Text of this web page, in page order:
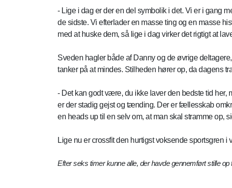
- Lige i dag er der en del symbolik i det. Vi er i gang
de sidste. Vi efterlader en masse ting og en masse
med at huske dem, så lige i dag virker det rigtigt at
Sveden hagler både af Danny og de øvrige
tanker på at mindes. Stilheden hører op, da dagens
- Det kan godt være, du ikke laver den bedste tid her,
er der stadig gejst og tænding. Der er fællesskab
en heads up til en selv om, at man skal stramme op,
Lige nu er crossfit den hurtigst voksende sportsgren i
Efter seks timer kunne alle, der havde gennemført stille